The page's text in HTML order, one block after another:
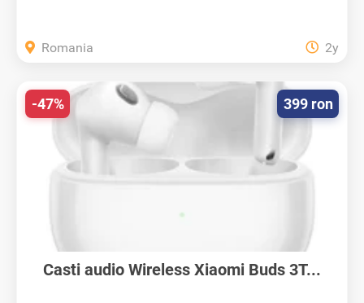
Romania 2y
Casti audio Wireless Xiaomi Buds 3T...
399 ron
-47%